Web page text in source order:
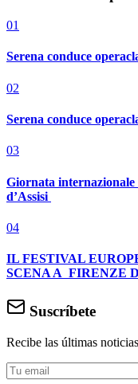
01
Serena conduce
02
Serena conduce
03
Giornata internazionale
d’Assisi
04
IL FESTIVAL
SCENA A FIRENZE
Suscríbete
Recibe las últimas